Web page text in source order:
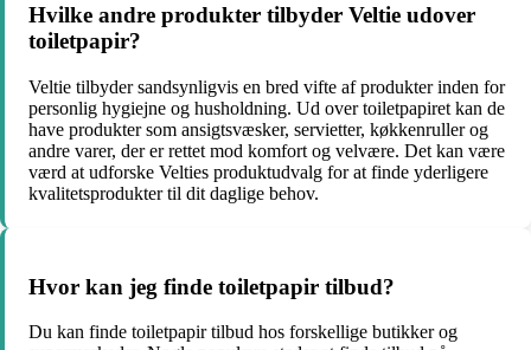
Hvilke andre produkter tilbyder Veltie udover
toiletpapir?
Veltie tilbyder sandsynligvis en bred vifte af produkter inden for
personlig hygiejne og husholdning. Ud over toiletpapiret kan de
have produkter som ansigtsvæsker, servietter, køkkenruller og
andre varer, der er rettet mod komfort og velvære. Det kan være
værd at udforske Velties produktudvalg for at finde yderligere
kvalitetsprodukter til dit daglige behov.
Hvor kan jeg finde toiletpapir tilbud?
Du kan finde toiletpapir tilbud hos forskellige butikker og